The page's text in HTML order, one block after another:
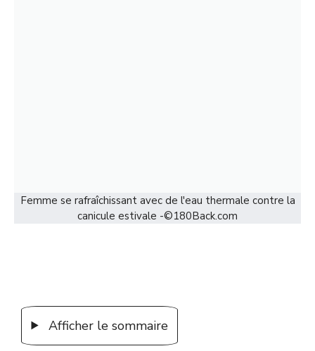
Femme se rafraîchissant avec de l'eau thermale contre la
canicule estivale -©180Back.com
Afficher le sommaire